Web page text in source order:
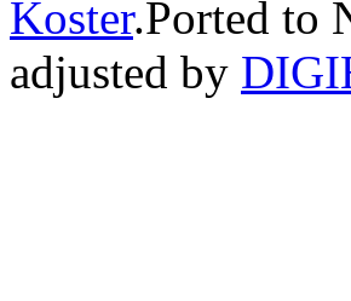
Koster.Ported to
adjusted by